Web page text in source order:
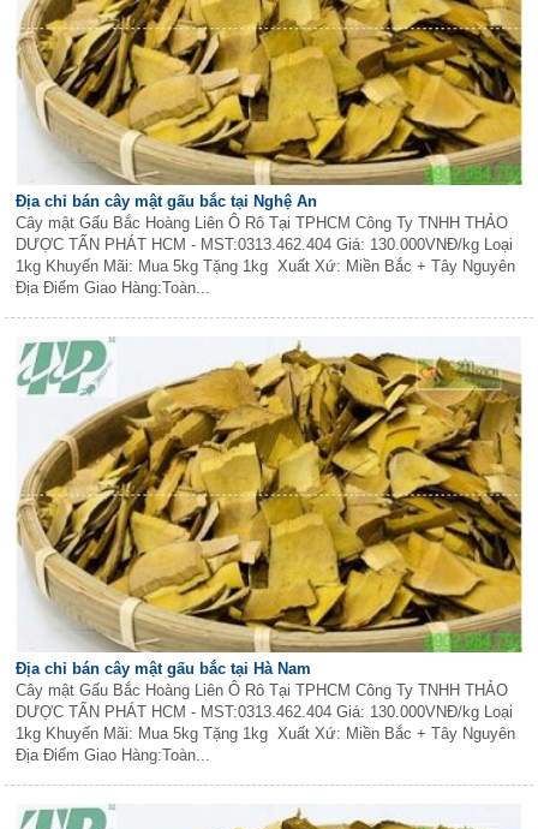
Địa chỉ bán cây mật gấu bắc tại Nghệ An
Cây mật Gấu Bắc Hoàng Liên Ô Rô Tại TPHCM Công Ty TNHH THẢO
DƯỢC TẤN PHÁT HCM - MST:0313.462.404 Giá: 130.000VNĐ/kg Loại
1kg Khuyến Mãi: Mua 5kg Tặng 1kg Xuất Xứ: Miền Bắc + Tây Nguyên
Địa Điểm Giao Hàng:Toàn...
Địa chỉ bán cây mật gấu bắc tại Hà Nam
Cây mật Gấu Bắc Hoàng Liên Ô Rô Tại TPHCM Công Ty TNHH THẢO
DƯỢC TẤN PHÁT HCM - MST:0313.462.404 Giá: 130.000VNĐ/kg Loại
1kg Khuyến Mãi: Mua 5kg Tặng 1kg Xuất Xứ: Miền Bắc + Tây Nguyên
Địa Điểm Giao Hàng:Toàn...